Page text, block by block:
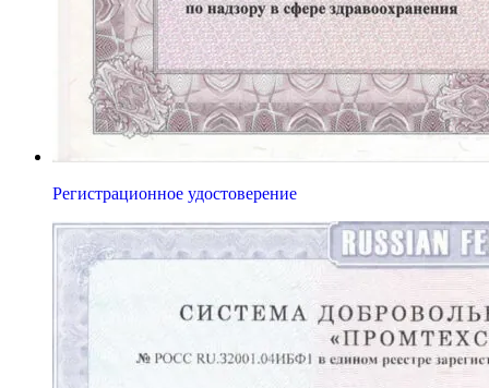
Регистрационное удостоверение